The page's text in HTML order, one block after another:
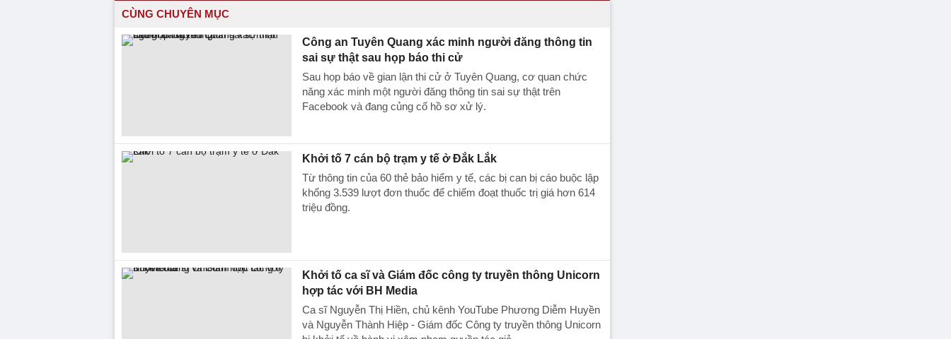
CÙNG CHUYÊN MỤC
Công an Tuyên Quang xác minh người đăng thông tin
sai sự thật sau họp báo thi cử
Sau họp báo về gian lận thi cử ở Tuyên Quang, cơ quan chức
năng xác minh một người đăng thông tin sai sự thật trên
Facebook và đang củng cố hồ sơ xử lý.
Khởi tố 7 cán bộ trạm y tế ở Đắk Lắk
Từ thông tin của 60 thẻ bảo hiểm y tế, các bị can bị cáo buộc lập
khống 3.539 lượt đơn thuốc để chiếm đoạt thuốc trị giá hơn 614
triệu đồng.
Khởi tố ca sĩ và Giám đốc công ty truyền thông Unicorn
hợp tác với BH Media
Ca sĩ Nguyễn Thị Hiền, chủ kênh YouTube Phương Diễm Huyền
và Nguyễn Thành Hiệp - Giám đốc Công ty truyền thông Unicorn